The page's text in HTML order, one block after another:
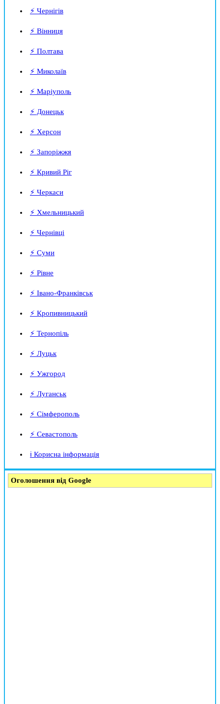
⚡ Чернігів
⚡ Вінниця
⚡ Полтава
⚡ Миколаїв
⚡ Маріуполь
⚡ Донецьк
⚡ Херсон
⚡ Запоріжжя
⚡ Кривий Ріг
⚡ Черкаси
⚡ Хмельницький
⚡ Чернівці
⚡ Суми
⚡ Рівне
⚡ Івано-Франківськ
⚡ Кропивницький
⚡ Тернопіль
⚡ Луцьк
⚡ Ужгород
⚡ Луганськ
⚡ Сімферополь
⚡ Севастополь
ℹ️ Корисна інформація
Оголошення від Google